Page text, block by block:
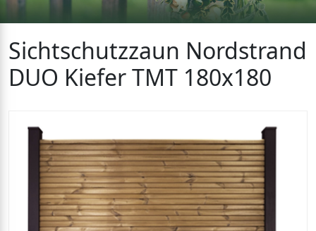
Sichtschutzzaun Nordstrand
DUO Kiefer TMT 180x180